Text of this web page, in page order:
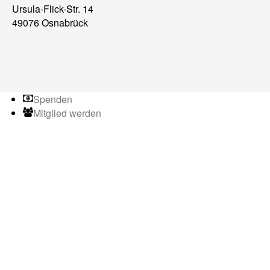
Ursula-Flick-Str. 14
49076 Osnabrück
Spenden
Mitglied werden